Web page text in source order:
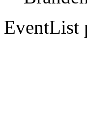
EventList